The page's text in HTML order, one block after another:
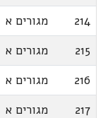
214
מגורים א
215
מגורים א
216
מגורים א
217
מגורים א